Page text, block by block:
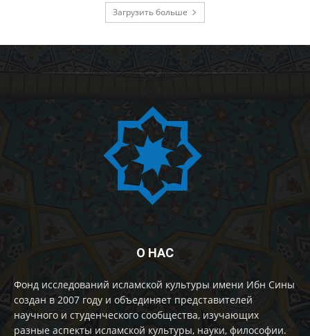
Загрузить больше
О НАС
Фонд исследований исламской культуры имени Ибн Сины
создан в 2007 году и объединяет представителей
научного и студенческого сообщества, изучающих
разные аспекты исламской культуры, науки, философии.